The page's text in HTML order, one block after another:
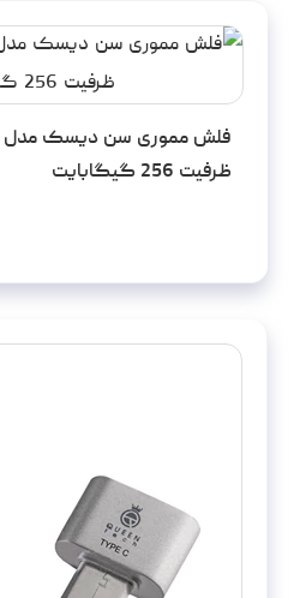
ظرفیت 256 گیگابایت